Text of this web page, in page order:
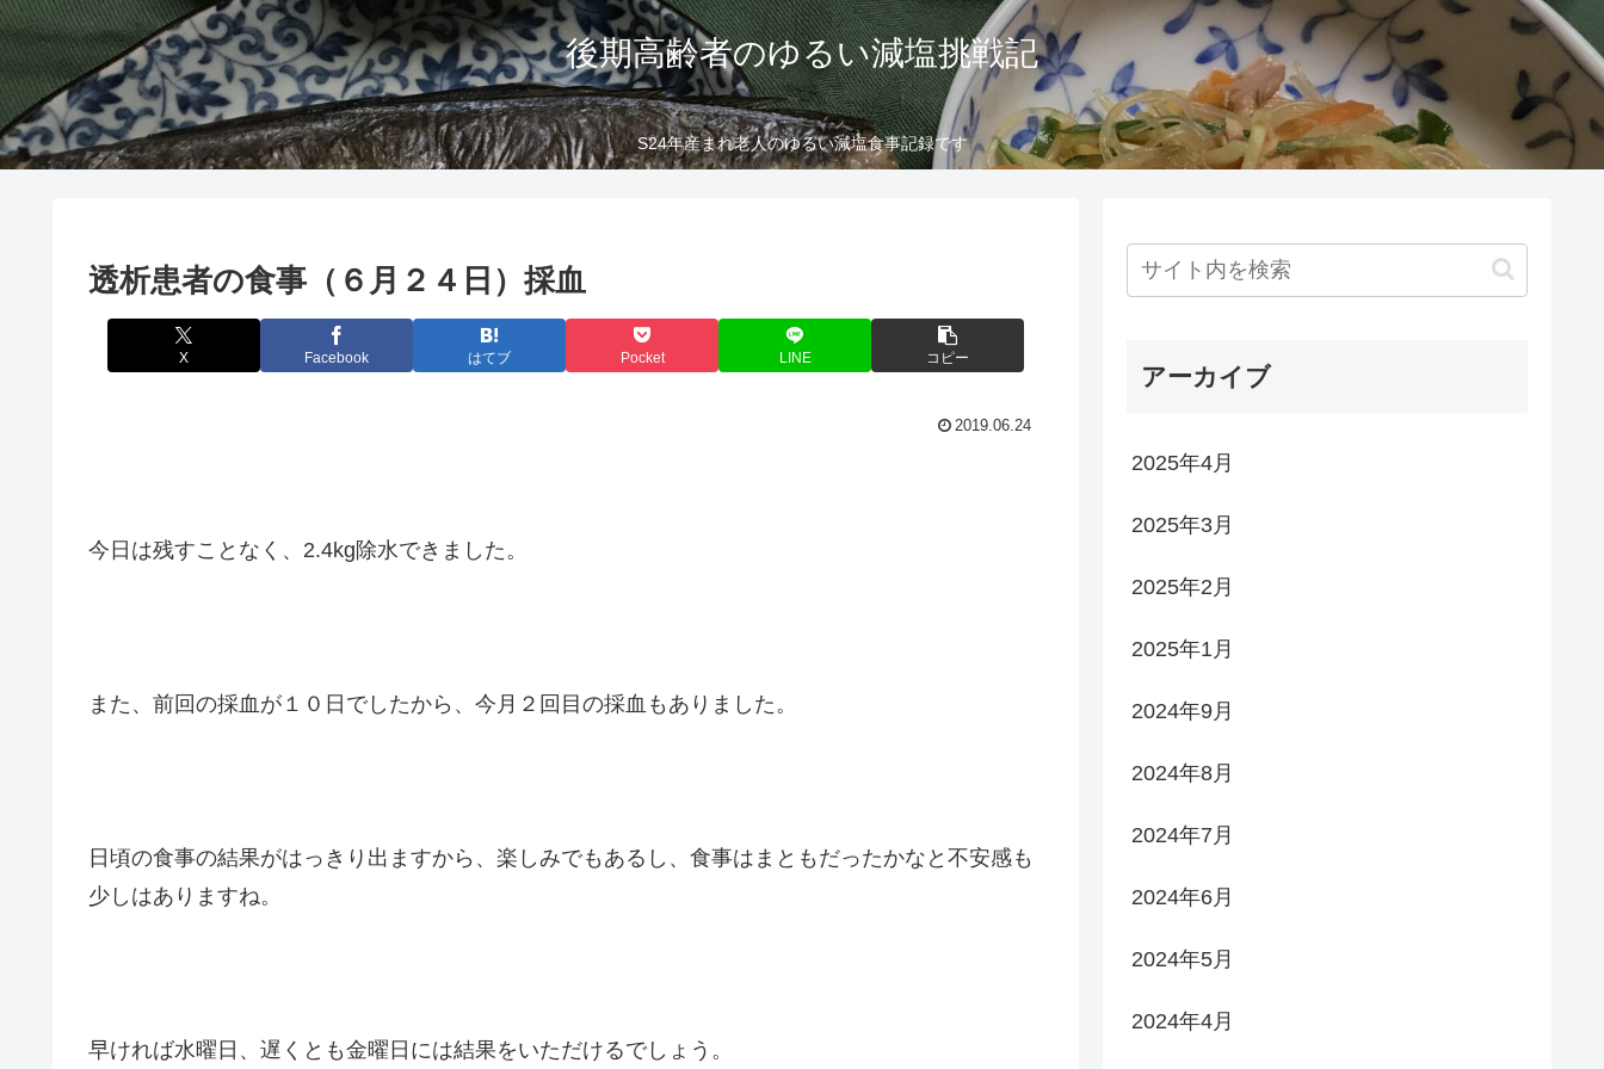
後期高齢者のゆるい減塩挑戦記
S24年産まれ老人のゆるい減塩食事記録です
透析患者の食事（６月２４日）採血
X Facebook はてブ Pocket LINE コピー
2019.06.24
今日は残すことなく、2.4kg除水できました。
また、前回の採血が１０日でしたから、今月２回目の採血もありました。
日頃の食事の結果がはっきり出ますから、楽しみでもあるし、食事はまともだったかなと不安感も
少しはありますね。
早ければ水曜日、遅くとも金曜日には結果をいただけるでしょう。
アーカイブ
2025年4月
2025年3月
2025年2月
2025年1月
2024年9月
2024年8月
2024年7月
2024年6月
2024年5月
2024年4月